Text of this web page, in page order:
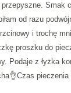
przepyszne. Smak
od razu
i trochę
proszku do
Podaje z łyżka
pieczenia